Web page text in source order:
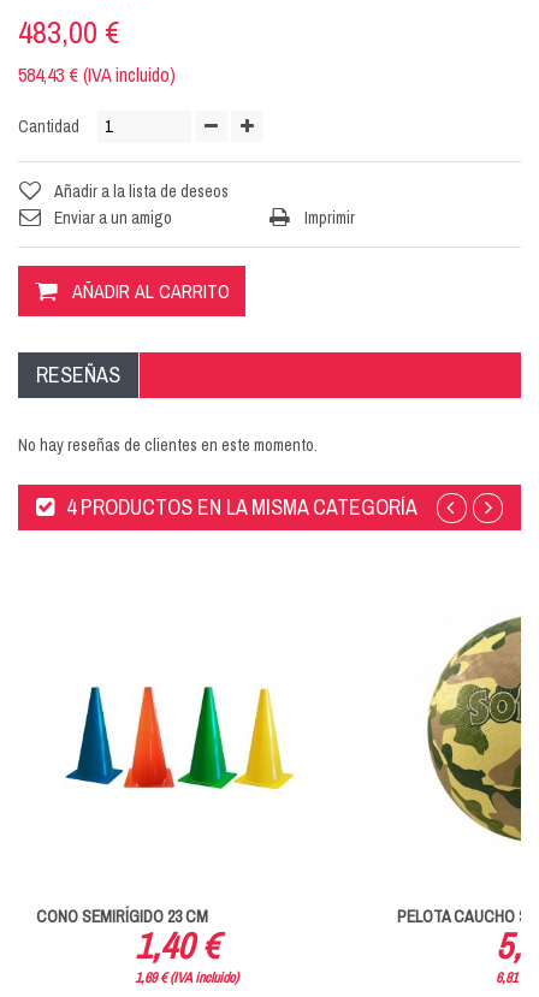
483,00 €
584,43 € (IVA incluido)
Cantidad
Añadir a la lista de deseos
Enviar a un amigo
Imprimir
AÑADIR AL CARRITO
RESEÑAS
No hay reseñas de clientes en este momento.
4 PRODUCTOS EN LA MISMA CATEGORÍA
CONO SEMIRÍGIDO 23 CM
1,40 €
1,69 € (IVA incluido)
PELOTA CAUCHO
6,81 €